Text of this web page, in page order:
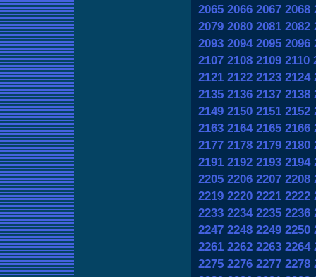
2065 2066 2067 2068
2079 2080 2081 2082
2093 2094 2095 2096
2107 2108 2109 2110
2121 2122 2123 2124
2135 2136 2137 2138
2149 2150 2151 2152
2163 2164 2165 2166
2177 2178 2179 2180
2191 2192 2193 2194
2205 2206 2207 2208
2219 2220 2221 2222
2233 2234 2235 2236
2247 2248 2249 2250
2261 2262 2263 2264
2275 2276 2277 2278